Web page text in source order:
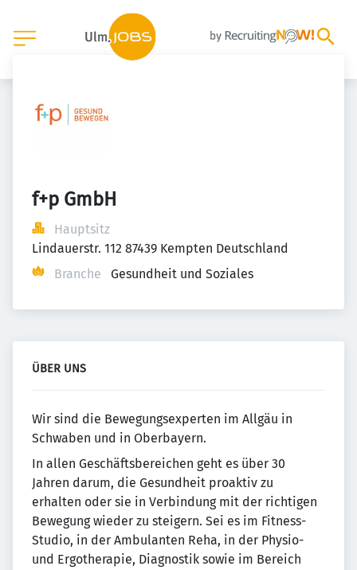
f+p GmbH
Hauptsitz
Lindauerstr. 112 87439 Kempten Deutschland
Branche
Gesundheit und Soziales
ÜBER UNS
Wir sind die Bewegungsexperten im Allgäu in
Schwaben und in Oberbayern.
In allen Geschäftsbereichen geht es über 30
Jahren darum, die Gesundheit proaktiv zu
erhalten oder sie in Verbindung mit der richtigen
Bewegung wieder zu steigern. Sei es im Fitness-
Studio, in der Ambulanten Reha, in der Physio-
und Ergotherapie, Diagnostik sowie im Bereich